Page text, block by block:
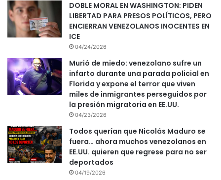
DOBLE MORAL EN WASHINGTON: PIDEN
LIBERTAD PARA PRESOS POLÍTICOS, PERO
ENCIERRAN VENEZOLANOS INOCENTES EN
ICE
04/24/2026
Murió de miedo: venezolano sufre un
infarto durante una parada policial en
Florida y expone el terror que viven
miles de inmigrantes perseguidos por
la presión migratoria en EE.UU.
04/23/2026
Todos querían que Nicolás Maduro se
fuera… ahora muchos venezolanos en
EE.UU. quieren que regrese para no ser
deportados
04/19/2026